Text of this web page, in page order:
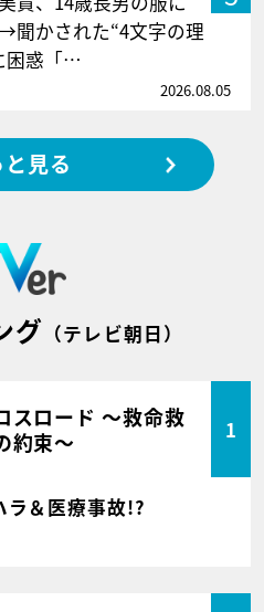
聞かされた“4文字の理
困惑「…
2026.08.05
見る
グ （テレビ朝日）
スロード ～救命救
約束～
1
＆医療事故!?